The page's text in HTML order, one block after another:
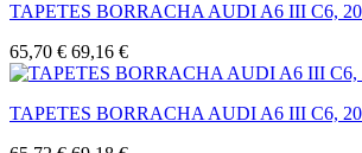
TAPETES BORRACHA AUDI A6 III C6,
65,70 € 69,16 €
TAPETES BORRACHA AUDI A6 III C6,